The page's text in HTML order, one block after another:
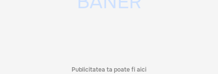
Publicitatea ta poate fi aici